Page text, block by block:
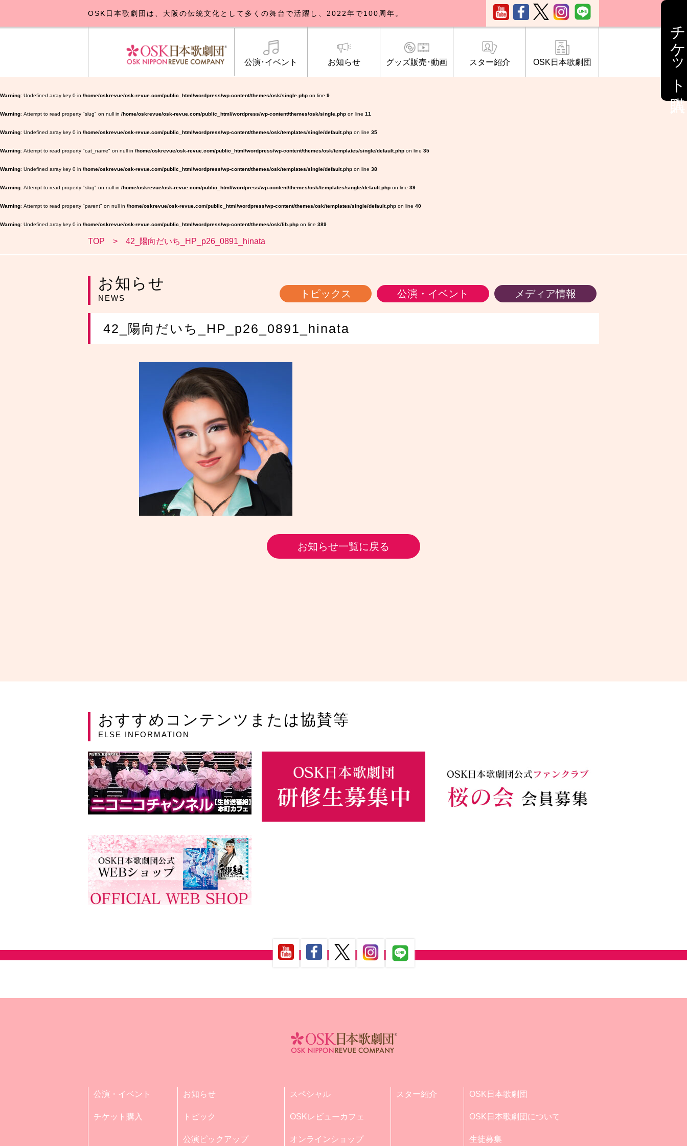
Warning : Undefined array key 0 in /home/oskrevue/osk-revue.com/public_html/wordpress/wp-content/themes/osk/single.php on line 9
Warning : Attempt to read property "slug" on null in /home/oskrevue/osk-revue.com/public_html/wordpress/wp-content/themes/osk/single.php on line 11
Warning : Undefined array key 0 in /home/oskrevue/osk-revue.com/public_html/wordpress/wp-content/themes/osk/templates/single/default.php on line 35
Warning : Attempt to read property "cat_name" on null in /home/oskrevue/osk-revue.com/public_html/wordpress/wp-content/themes/osk/templates/single/default.php on line 35
Warning : Undefined array key 0 in /home/oskrevue/osk-revue.com/public_html/wordpress/wp-content/themes/osk/templates/single/default.php on line 38
Warning : Attempt to read property "slug" on null in /home/oskrevue/osk-revue.com/public_html/wordpress/wp-content/themes/osk/templates/single/default.php on line 39
Warning : Attempt to read property "parent" on null in /home/oskrevue/osk-revue.com/public_html/wordpress/wp-content/themes/osk/templates/single/default.php on line 40
Warning : Undefined array key 0 in /home/oskrevue/osk-revue.com/public_html/wordpress/wp-content/themes/osk/lib.php on line 389
チケット購入
OSK日本歌劇団は、大阪の伝統文化として多くの舞台で活躍し、2022年で100周年。
公演･イベント
公演･イベント ブルックリンパーラー公演
お知らせ
お知らせ一覧 トピックス
グッズ販売･動画
公式グッズ販売
スター紹介 OSK日本歌劇団
OSK日本歌劇団について 研修生募集について
TOP 42_陽向だいち_HP_p26_0891_hinata
お知らせ
NEWS トピックス 公演・イベント メディア情報
42_陽向だいち_HP_p26_0891_hinata
お知らせ一覧に戻る
おすすめコンテンツまたは協賛等
ELSE INFORMATION
公演・イベント
チケット購入
お知らせ
トピック
公演ピックアップ
スペシャル
OSKレビューカフェ
オンラインショップ
スター紹介 OSK日本歌劇団
OSK日本歌劇団について
生徒募集